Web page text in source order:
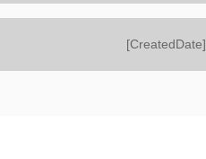
[CreatedDate]